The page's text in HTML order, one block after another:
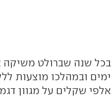
ימים ובמהלכו מוצעות
אלפי שקלים על מגוון